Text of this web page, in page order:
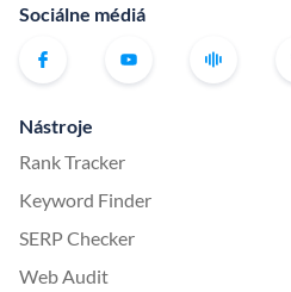
Sociálne médiá
Nástroje
Rank Tracker
Keyword Finder
SERP Checker
Web Audit